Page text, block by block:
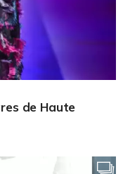
de Haute